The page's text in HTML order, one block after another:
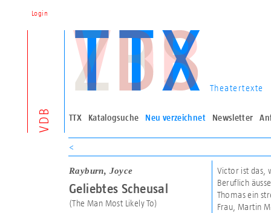
VDB
Theatertexte
TTX Katalogsuche Neu verzeichnet Newsletter
Login
<
Rayburn, Joyce
Geliebtes Scheusal
(The Man Most Likely To)
Victor ist das,
Beruflich
Thomas ein
Frau, Martin